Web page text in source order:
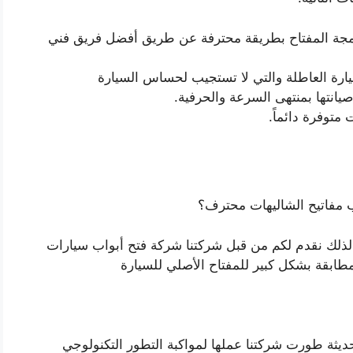
المفتاح بطريقة محترفة عن طريق أفضل فريق فني
العاطلة والتي لا تستجيب لحساس السيارة
بمنتهى السرعة والحرفية.
دائماً.
الشاليهات محترف؟
نقدم لكم من قبل شركتنا شركة فتح أبواب سيارات
بشكل كبير للمفتاح الأصلي للسيارة
طورت شركتنا عملها لمواكبة التطور التكنولوجي